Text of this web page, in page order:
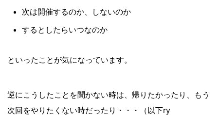
次は開催するのか、しないのか
するとしたらいつなのか
といったことが気になっています。
逆にこうしたことを聞かない時は、帰りたかったり、もう
次回をやりたくない時だったり・・・（以下ry